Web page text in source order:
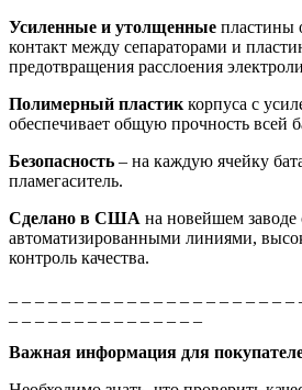
Усиленные и утолщенные пластины
контакт между сепараторами и
предотвращения расслоения
Полимерный пластик корпуса с
обеспечивает общую прочность всей
Безопасность – на каждую ячейку
пламегаситель.
Сделано в США на новейшем заводе
автоматизированными линиями,
контроль качества.
Важная информация для